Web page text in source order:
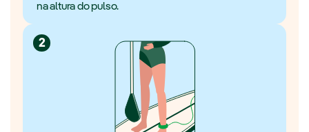
na altura do pulso.
2